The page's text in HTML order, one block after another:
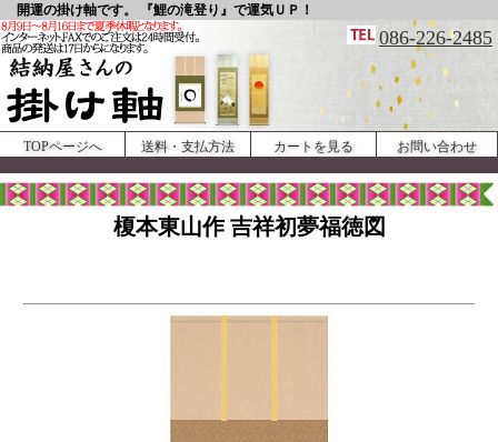
開運の掛け軸です。 『鯉の滝登り』で運気ＵＰ！
086-226-2485
TOPページへ 送料・支払方法 カートを見る お問い合わせ
榎本東山作 吉祥初夢福徳図